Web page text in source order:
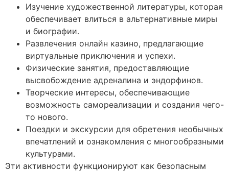
Изучение художественной литературы, которая
обеспечивает влиться в альтернативные миры
и биографии.
Развлечения онлайн казино, предлагающие
виртуальные приключения и успехи.
Физические занятия, предоставляющие
высвобождение адреналина и эндорфинов.
Творческие интересы, обеспечивающие
возможность самореализации и создания чего-
то нового.
Поездки и экскурсии для обретения необычных
впечатлений и ознакомления с многообразными
культурами.
Эти активности функционируют как безопасным